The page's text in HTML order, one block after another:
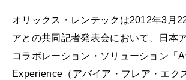
オリックス・レンテックは2012年3月
アとの共同記者発表会において、日本
コラボレーション・ソリューション「
Experience（アバイア・フレア・エク